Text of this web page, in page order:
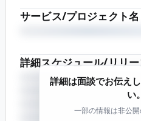
サービス/プロジェクト名
詳細スケジュール/リリ
詳細は面談でお伝え
い。
一部の情報は非公